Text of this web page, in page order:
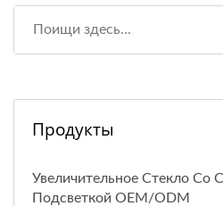
Продукты
Увеличительное Стекло Со
Подсветкой OEM/ODM